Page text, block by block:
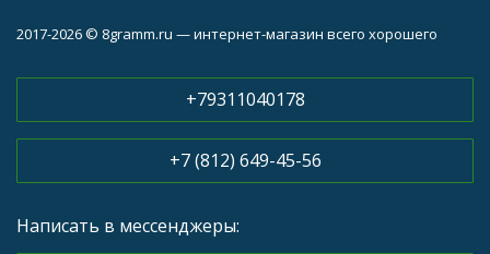
2017-2026 © 8gramm.ru — интернет-магазин всего хорошего
+79311040178
+7 (812) 649-45-56
Написать в мессенджеры: